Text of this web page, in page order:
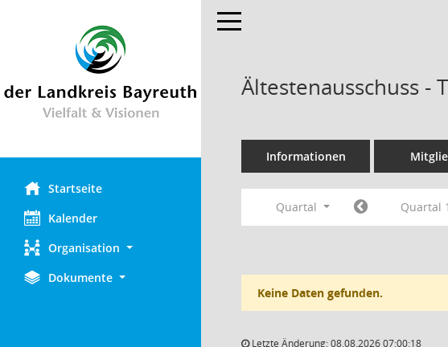
Startseite
Kalender
Organisation
Dokumente
Toggle navigation
Ältestenausschuss -
Informationen
Quartal Quartal 1
Keine Daten gefunden.
Letzte Änderung: 08.08.2026 07:00:18